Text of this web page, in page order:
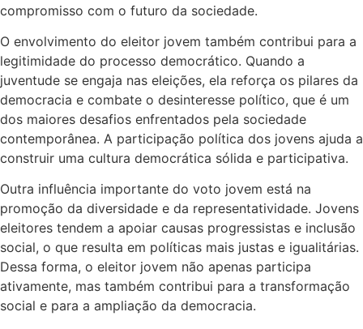
compromisso com o futuro da sociedade.
O envolvimento do eleitor jovem também contribui para a
legitimidade do processo democrático. Quando a
juventude se engaja nas eleições, ela reforça os pilares da
democracia e combate o desinteresse político, que é um
dos maiores desafios enfrentados pela sociedade
contemporânea. A participação política dos jovens ajuda a
construir uma cultura democrática sólida e participativa.
Outra influência importante do voto jovem está na
promoção da diversidade e da representatividade. Jovens
eleitores tendem a apoiar causas progressistas e inclusão
social, o que resulta em políticas mais justas e igualitárias.
Dessa forma, o eleitor jovem não apenas participa
ativamente, mas também contribui para a transformação
social e para a ampliação da democracia.